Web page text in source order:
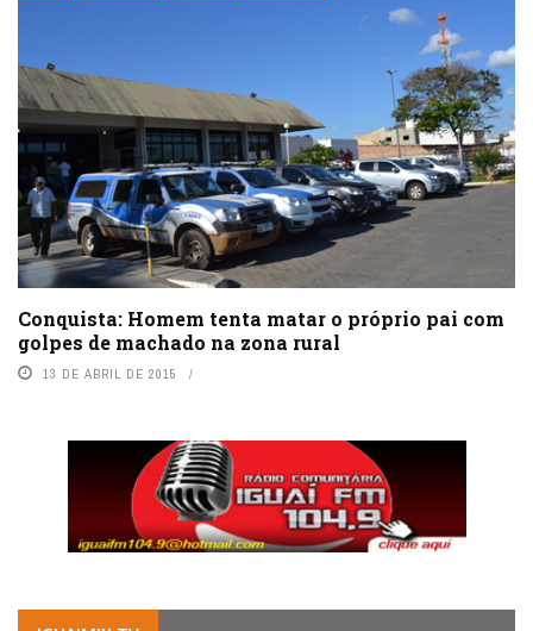
Conquista: Homem tenta matar o próprio pai com
golpes de machado na zona rural
13 DE ABRIL DE 2015